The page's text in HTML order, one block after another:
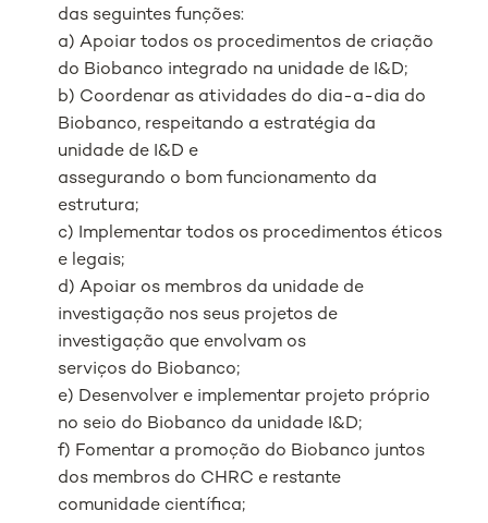
das seguintes funções:
a) Apoiar todos os procedimentos de criação
do Biobanco integrado na unidade de I&D;
b) Coordenar as atividades do dia-a-dia do
Biobanco, respeitando a estratégia da
unidade de I&D e
assegurando o bom funcionamento da
estrutura;
c) Implementar todos os procedimentos éticos
e legais;
d) Apoiar os membros da unidade de
investigação nos seus projetos de
investigação que envolvam os
serviços do Biobanco;
e) Desenvolver e implementar projeto próprio
no seio do Biobanco da unidade I&D;
f) Fomentar a promoção do Biobanco juntos
dos membros do CHRC e restante
comunidade científica;